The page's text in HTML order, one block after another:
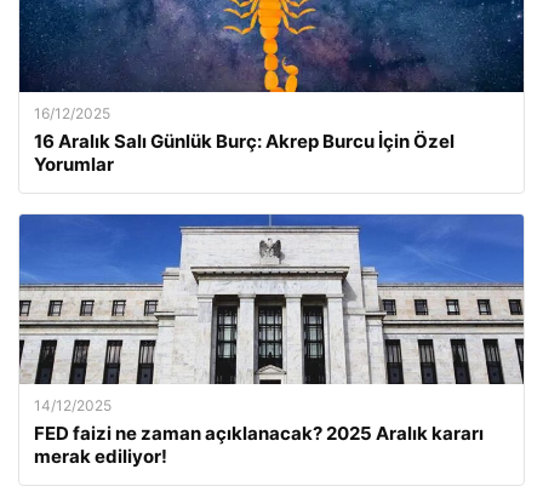
16/12/2025
16 Aralık Salı Günlük Burç: Akrep Burcu İçin Özel
Yorumlar
14/12/2025
FED faizi ne zaman açıklanacak? 2025 Aralık kararı
merak ediliyor!